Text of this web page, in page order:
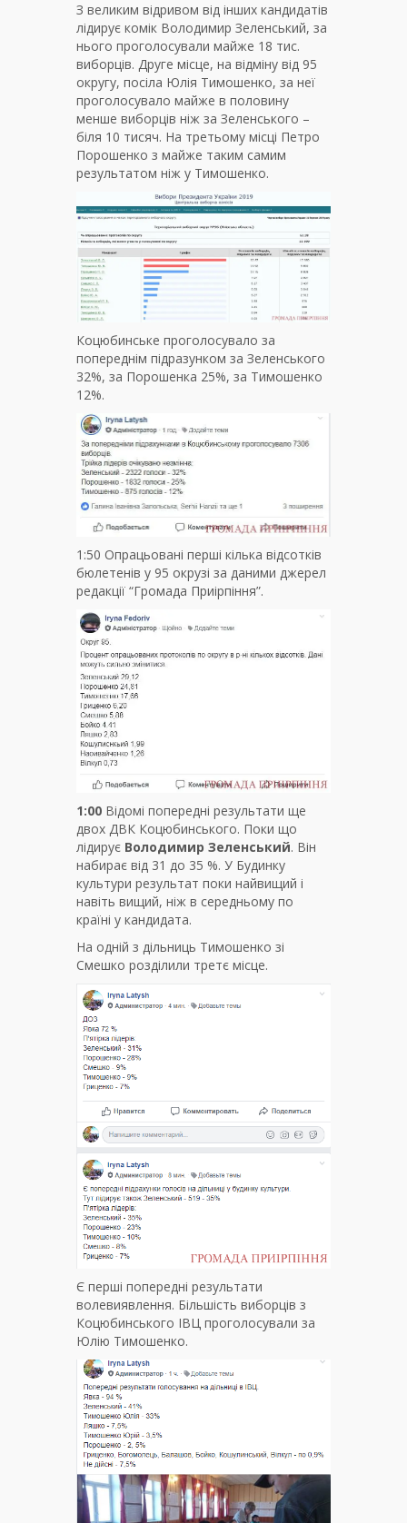
З великим відривом від інших кандидатів
лідирує комік Володимир Зеленський, за
нього проголосували майже 18 тис.
виборців. Друге місце, на відміну від 95
округу, посіла Юлія Тимошенко, за неї
проголосувало майже в половину
менше виборців ніж за Зеленського –
біля 10 тисяч. На третьому місці Петро
Порошенко з майже таким самим
результатом ніж у Тимошенко.
Коцюбинське проголосувало за
попереднім підразунком за Зеленського
32%, за Порошенка 25%, за Тимошенко
12%.
1:50 Опрацьовані перші кілька відсотків
бюлетенів у 95 окрузі за даними джерел
редакції “Громада Приірпіння”.
1:00 Відомі попередні результати ще
двох ДВК Коцюбинського. Поки що
лідирує Володимир Зеленський. Він
набирає від 31 до 35 %. У Будинку
культури результат поки найвищий і
навіть вищий, ніж в середньому по
країні у кандидата.
На одній з дільниць Тимошенко зі
Смешко розділили третє місце.
Є перші попередні результати
волевиявлення. Більшість виборців з
Коцюбинського ІВЦ проголосували за
Юлію Тимошенко.